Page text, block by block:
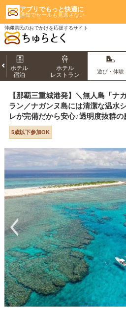
アプリでもっと快適に
通知でセールも見逃さない
沖縄県民のおでかけを応援するサイト
ホテル
宿泊
ホテル
レストラン
遊び・体験
【那覇三重城港発】＼無人島「ナ
ラン／ナガンヌ島には清潔な温水
レが完備だから安心♪透明度抜群の
5歳以下参加OK